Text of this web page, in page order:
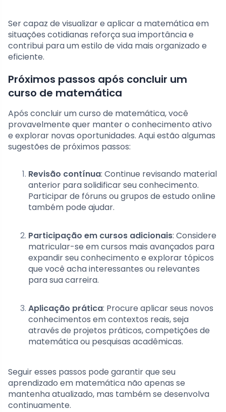
Ser capaz de visualizar e aplicar a matemática em
situações cotidianas reforça sua importância e
contribui para um estilo de vida mais organizado e
eficiente.
Próximos passos após concluir um
curso de matemática
Após concluir um curso de matemática, você
provavelmente quer manter o conhecimento ativo
e explorar novas oportunidades. Aqui estão algumas
sugestões de próximos passos:
Revisão contínua: Continue revisando material
anterior para solidificar seu conhecimento.
Participar de fóruns ou grupos de estudo online
também pode ajudar.
Participação em cursos adicionais: Considere
matricular-se em cursos mais avançados para
expandir seu conhecimento e explorar tópicos
que você acha interessantes ou relevantes
para sua carreira.
Aplicação prática: Procure aplicar seus novos
conhecimentos em contextos reais, seja
através de projetos práticos, competições de
matemática ou pesquisas acadêmicas.
Seguir esses passos pode garantir que seu
aprendizado em matemática não apenas se
mantenha atualizado, mas também se desenvolva
continuamente.